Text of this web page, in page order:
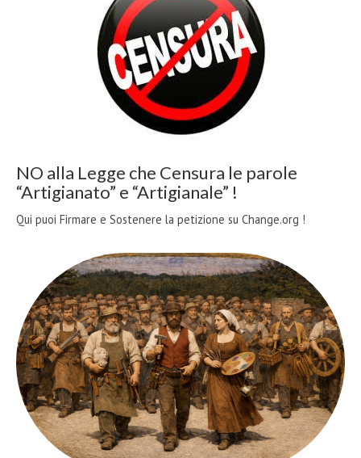
NO alla Legge che Censura le parole
“Artigianato” e “Artigianale” !
Qui puoi Firmare e Sostenere la petizione su Change.org !